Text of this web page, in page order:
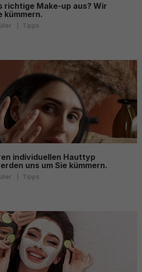
richtige Make-up aus? Wir
kümmern.
Tipps
individuellen Hauttyp
uns um Sie kümmern.
Tipps